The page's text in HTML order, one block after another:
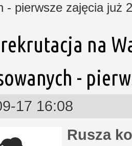
- pierwsze zajęcia już
na
-
17 16:08
Rusza